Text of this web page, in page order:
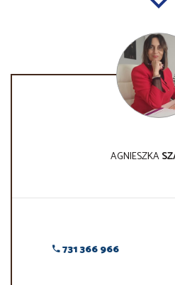
AGNIESZKA
731 366 966